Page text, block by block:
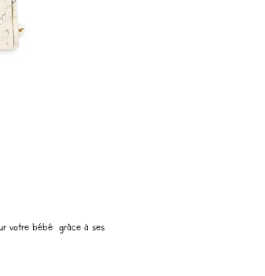
votre bébé grâce à ses